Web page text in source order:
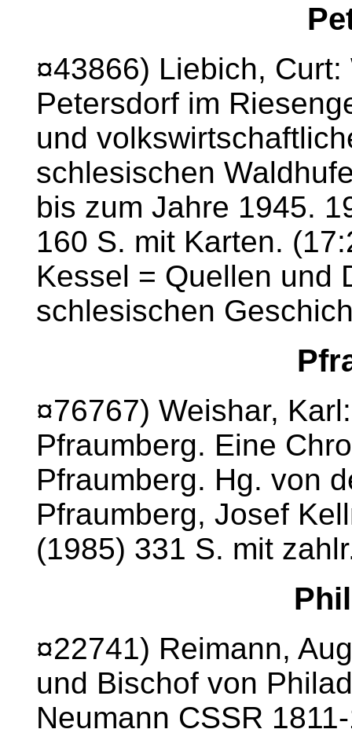
¤43866) Liebich,
Petersdorf im
und
schlesischen
bis zum Jahre 1945.
160 S. mit Karten.
Kessel = Quellen und
schlesischen
¤76767) Weishar,
Pfraumberg. Eine
Pfraumberg. Hg. von
Pfraumberg, Josef
(1985) 331 S. mit
¤22741) Reimann,
und Bischof von
Neumann CSSR